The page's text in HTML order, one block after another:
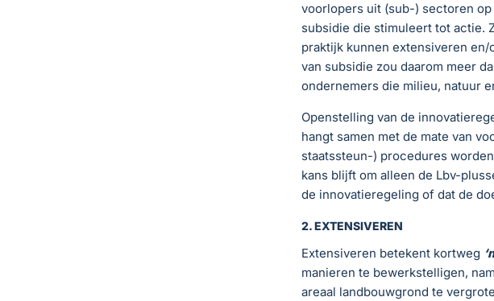
voorlopers uit (sub-) sectoren
subsidie die stimuleert tot actie.
praktijk kunnen extensiveren
van subsidie zou daarom meer
ondernemers die milieu, natuur
Openstelling van de
hangt samen met de mate van
staatssteun-) procedures
kans blijft om alleen de Lbv-
de innovatieregeling of dat de
2. EXTENSIVEREN
Extensiveren betekent kortweg
manieren te bewerkstelligen,
areaal landbouwgrond te